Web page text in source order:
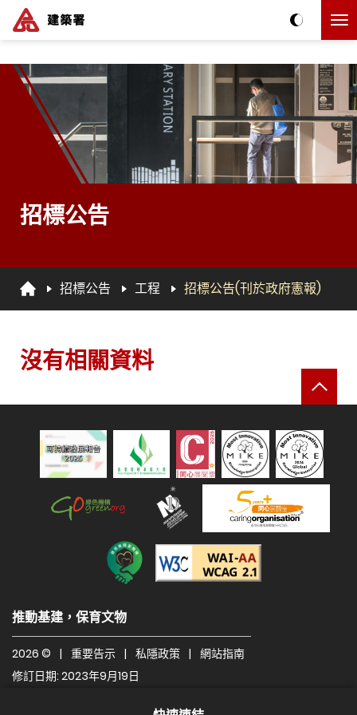
The detail of this page
招標公告
招標公告 工程 招標公告(刊於政府憲報)
沒有相關資料
可持續發展報告 2025
綠色機構 人才企業
建造業關愛機構
推動基建，保育文物
2026 © | 重要告示 | 私隱政策 | 網站指南
修訂日期: 2023年9月19日